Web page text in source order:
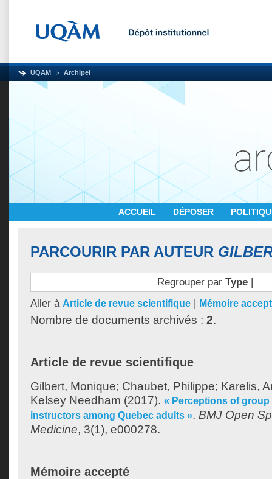
UQAM Archipel
ACCUEIL DÉPOSER
PARCOURIR PAR AUTEUR
Regrouper par Type|
Aller à Article de revue scientifique | Mémoire
Nombre de documents archivés : 2.
Article de revue scientifique
Gilbert, Monique; Chaubet, Philippe; Karelis,
Kelsey Needham (2017). « Perceptions of
instructors among Quebec adults ». BMJ Open
Medicine, 3(1), e000278.
Mémoire accepté